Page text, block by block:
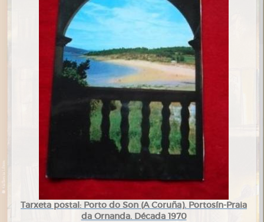
Tarxeta postal: Porto do Son (A Coruña). Portosín-Praia
da Ornanda. Década 1970